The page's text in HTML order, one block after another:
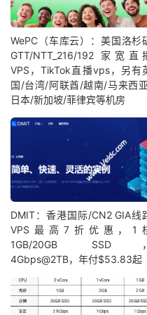
WePC（车库云）：美国洛杉
GTT/NTT_216/192 家宽直
VPS，TikTok直播vps，另有
国/台湾/阿联酋/越南/马来西
日本/新加坡/菲律宾等机房
DMIT：香港国际/CN2 GIA线
VPS最高7折优惠，1
1GB/20GB SSD，
4Gbps@2TB，年付$53.83起